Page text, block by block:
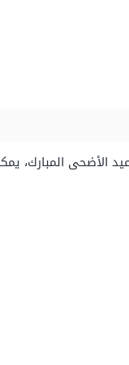
المبارك،